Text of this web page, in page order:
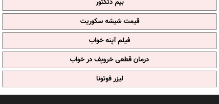
بیم دتکتور
قیمت شیشه سکوریت
فیلم آپنه خواب
درمان قطعی خروپف در خواب
لیزر فوتونا